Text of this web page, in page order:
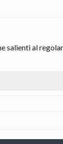
salienti al